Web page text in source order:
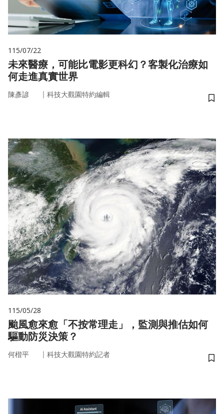
115/07/22
未來醫療，可能比電影更科幻？客製化治療如
何走進真實世界
陳彥諺 ｜ 科技大觀園特約編輯
儲
115/05/28
颱風愈來愈「不按常理走」，監測與推估如何
驅動防災決策？
何楷平 ｜ 科技大觀園特約記者
儲